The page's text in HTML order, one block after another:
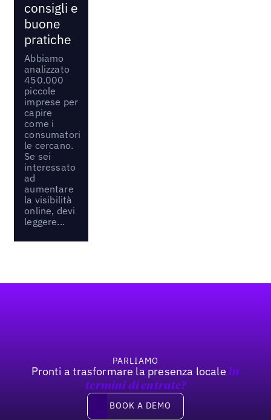
consigli e
buone
pratiche
Abbiamo
analizzato
450.000
piccole
imprese per
capire
come i
consumatori
le cercano.
Se sei
interessato
ad
aumentare
la visibilità
online, devi
leggere...
PARLIAMO
Pronti a trasformare la presenza locale In
termini di entrate?
Book a demo
BOOK A DEMO